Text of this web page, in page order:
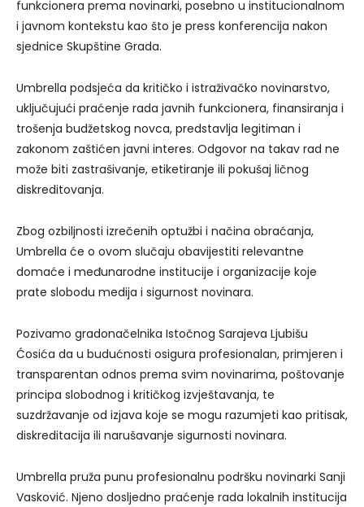
funkcionera prema novinarki, posebno u institucionalnom
i javnom kontekstu kao što je press konferencija nakon
sjednice Skupštine Grada.
Umbrella podsjeća da kritičko i istraživačko novinarstvo,
uključujući praćenje rada javnih funkcionera, finansiranja i
trošenja budžetskog novca, predstavlja legitiman i
zakonom zaštićen javni interes. Odgovor na takav rad ne
može biti zastrašivanje, etiketiranje ili pokušaj ličnog
diskreditovanja.
Zbog ozbiljnosti izrečenih optužbi i načina obraćanja,
Umbrella će o ovom slučaju obavijestiti relevantne
domaće i međunarodne institucije i organizacije koje
prate slobodu medija i sigurnost novinara.
Pozivamo gradonačelnika Istočnog Sarajeva Ljubišu
Ćosića da u budućnosti osigura profesionalan, primjeren i
transparentan odnos prema svim novinarima, poštovanje
principa slobodnog i kritičkog izvještavanja, te
suzdržavanje od izjava koje se mogu razumjeti kao pritisak,
diskreditacija ili narušavanje sigurnosti novinara.
Umbrella pruža punu profesionalnu podršku novinarki Sanji
Vasković. Njeno dosljedno praćenje rada lokalnih institucija